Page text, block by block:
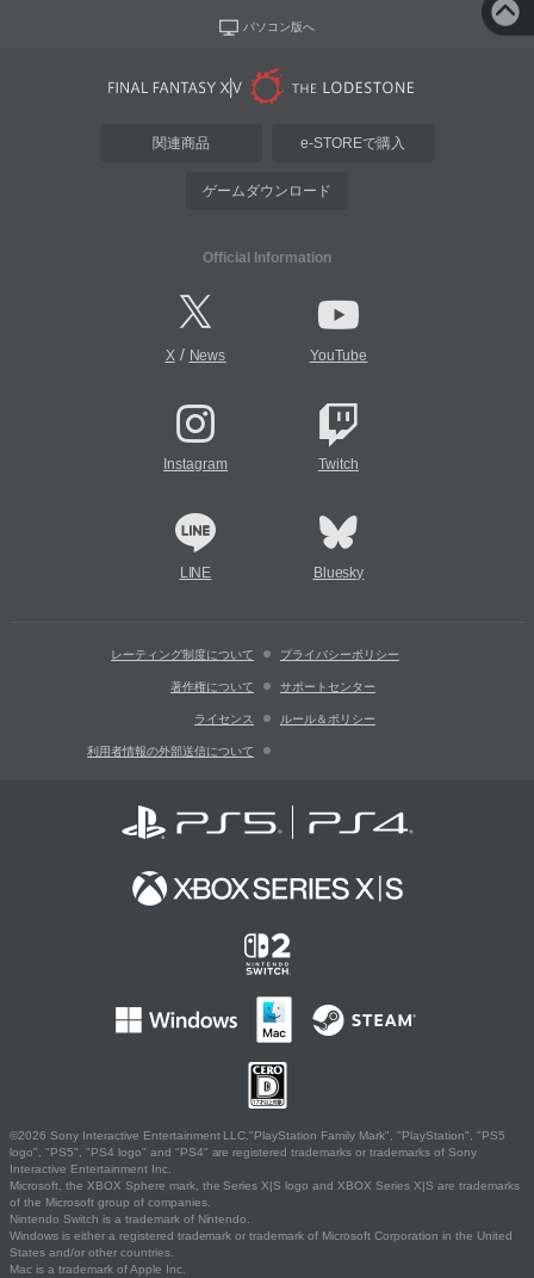
パソコン版へ
関連商品 e-STOREで購入
ゲームダウンロード
Official Information
X/ News YouTube
Instagram Twitch
LINE Bluesky
レーティング制度について プライバシーポリシー
著作権について サポートセンター
ライセンス ルール＆ポリシー
利用者情報の外部送信について
©2026 Sony Interactive Entertainment LLC."PlayStation Family Mark", "PlayStation", "PS5
logo", "PS5", "PS4 logo" and "PS4" are registered trademarks or trademarks of Sony
Interactive Entertainment Inc.
Microsoft, the XBOX Sphere mark, the Series X|S logo and XBOX Series X|S are trademarks
of the Microsoft group of companies.
Nintendo Switch is a trademark of Nintendo.
Windows is either a registered trademark or trademark of Microsoft Corporation in the United
States and/or other countries.
Mac is a trademark of Apple Inc.